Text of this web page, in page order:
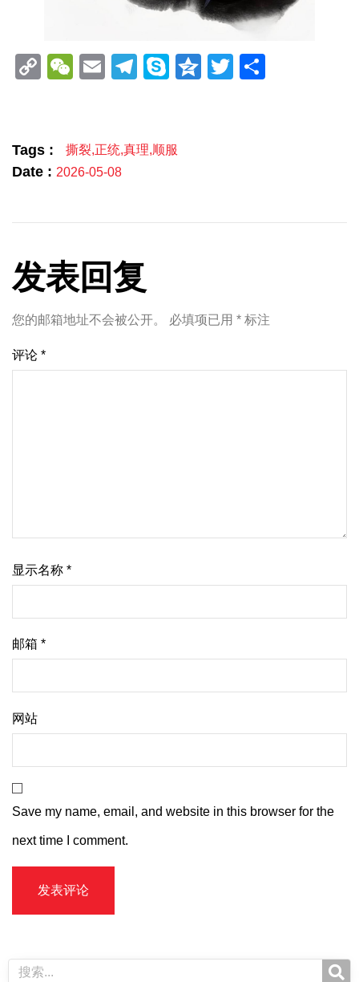
CopyWeChat
EmailTelegram
SkypeQzoneTwitter
Tags : 撕裂,正统,真理,顺服
Date : 2026-05-08
发表回复
您的邮箱地址不会被公开。 必填项已用 * 标注
评论 *
显示名称 *
邮箱 *
网站
Save my name, email, and website in this browser for the
next time I comment.